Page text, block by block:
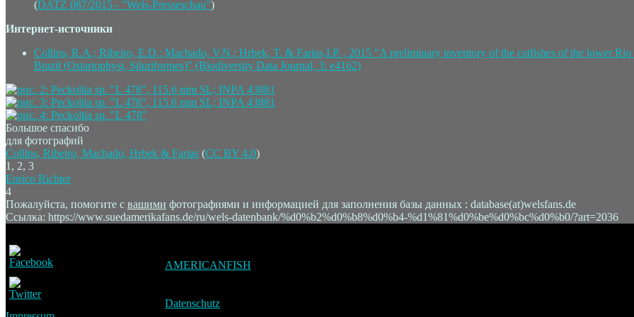
(DATZ 087/2015 - "Wels-Presseschau")
Интернет-источники
Collins, R.A.; Ribeiro, E.D.; Machado, V.N.; Hrbek, T. & Farias,I.P. , 2015 "A preliminary inventory of the catfishes of the lower Rio
Brazil (Ostariophysi, Siluriformes)" (Biodiversity Data Journal, 3: e4162)
Большое спасибо
для фотографий
Collins, Ribeiro, Machado, Hrbek & Farias (CC BY 4.0)
1, 2, 3
Enrico Richter
4
Пожалуйста, помогите с вашими фотографиями и информацией для заполнения базы данных : database(at)welsfans.de
Ссылка: https://www.suedamerikafans.de/ru/wels-datenbank/%d0%b2%d0%b8%d0%b4-%d1%81%d0%be%d0%bc%d0%b0/?art=2036
AMERICANFISH
Datenschutz